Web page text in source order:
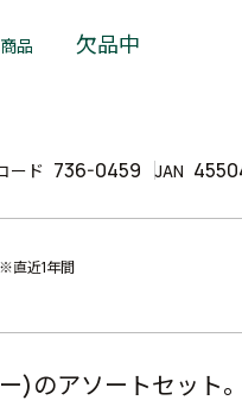
品 欠品中
ード 736-0459 JAN
直近1年間
)のアソートセット